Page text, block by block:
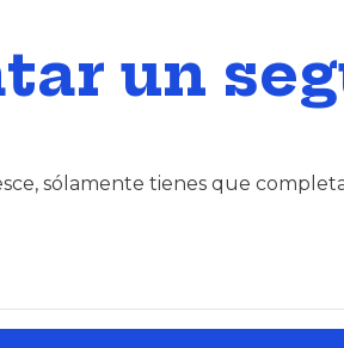
un
sólamente tienes que